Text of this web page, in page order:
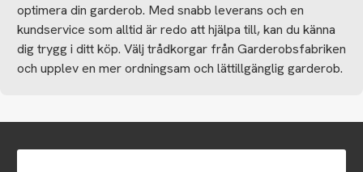
optimera din garderob. Med snabb leverans och en
kundservice som alltid är redo att hjälpa till, kan du känna
dig trygg i ditt köp. Välj trådkorgar från Garderobsfabriken
och upplev en mer ordningsam och lättillgänglig garderob.